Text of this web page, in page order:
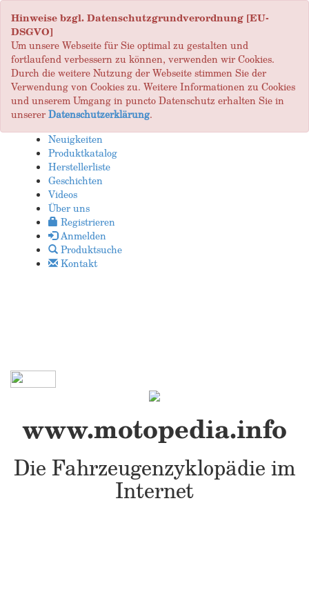
Hinweise bzgl. Datenschutzgrundverordnung [EU-
DSGVO]
Um unsere Webseite für Sie optimal zu gestalten und
fortlaufend verbessern zu können, verwenden wir Cookies.
Durch die weitere Nutzung der Webseite stimmen Sie der
Verwendung von Cookies zu. Weitere Informationen zu Cookies
und unserem Umgang in puncto Datenschutz erhalten Sie in
unsererDatenschutzerklärung.
Neuigkeiten
Produktkatalog
Herstellerliste
Geschichten
Videos
Über uns
Registrieren
Anmelden
Produktsuche
Kontakt
www.motopedia.info
Die Fahrzeugenzyklopädie im
Internet